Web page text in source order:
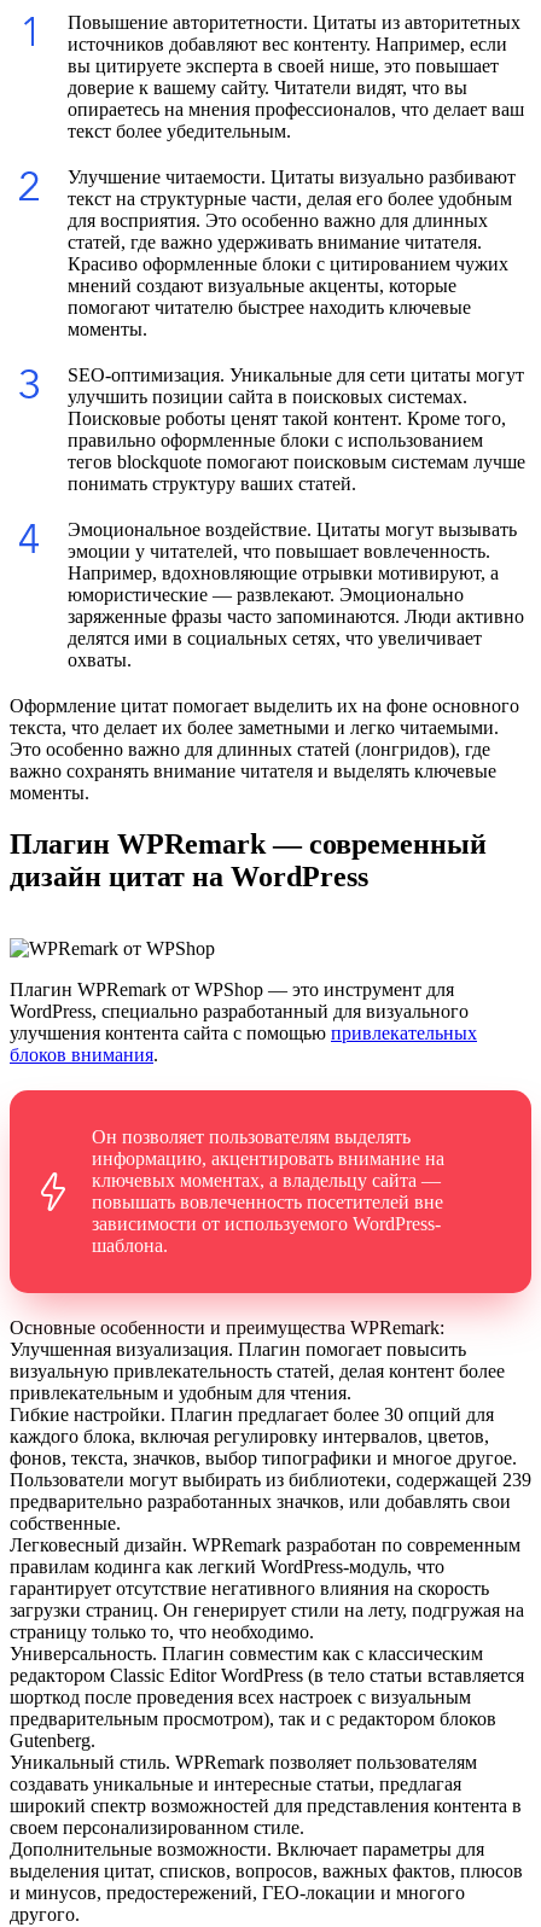
Повышение авторитетности. Цитаты из авторитетных
источников добавляют вес контенту. Например, если
вы цитируете эксперта в своей нише, это повышает
доверие к вашему сайту. Читатели видят, что вы
опираетесь на мнения профессионалов, что делает ваш
текст более убедительным.
Улучшение читаемости. Цитаты визуально разбивают
текст на структурные части, делая его более удобным
для восприятия. Это особенно важно для длинных
статей, где важно удерживать внимание читателя.
Красиво оформленные блоки с цитированием чужих
мнений создают визуальные акценты, которые
помогают читателю быстрее находить ключевые
моменты.
SEO-оптимизация. Уникальные для сети цитаты могут
улучшить позиции сайта в поисковых системах.
Поисковые роботы ценят такой контент. Кроме того,
правильно оформленные блоки с использованием
тегов blockquote помогают поисковым системам лучше
понимать структуру ваших статей.
Эмоциональное воздействие. Цитаты могут вызывать
эмоции у читателей, что повышает вовлеченность.
Например, вдохновляющие отрывки мотивируют, а
юмористические — развлекают. Эмоционально
заряженные фразы часто запоминаются. Люди активно
делятся ими в социальных сетях, что увеличивает
охваты.
Оформление цитат помогает выделить их на фоне основного
текста, что делает их более заметными и легко читаемыми.
Это особенно важно для длинных статей (лонгридов), где
важно сохранять внимание читателя и выделять ключевые
моменты.
Плагин WPRemark — современный
дизайн цитат на WordPress
Плагин WPRemark от WPShop — это инструмент для
WordPress, специально разработанный для визуального
улучшения контента сайта с помощью привлекательных
блоков внимания.
Он позволяет пользователям выделять
информацию, акцентировать внимание на
ключевых моментах, а владельцу сайта —
повышать вовлеченность посетителей вне
зависимости от используемого WordPress-
шаблона.
Основные особенности и преимущества WPRemark:
Улучшенная визуализация. Плагин помогает повысить
визуальную привлекательность статей, делая контент более
привлекательным и удобным для чтения.
Гибкие настройки. Плагин предлагает более 30 опций для
каждого блока, включая регулировку интервалов, цветов,
фонов, текста, значков, выбор типографики и многое другое.
Пользователи могут выбирать из библиотеки, содержащей 239
предварительно разработанных значков, или добавлять свои
собственные.
Легковесный дизайн. WPRemark разработан по современным
правилам кодинга как легкий WordPress-модуль, что
гарантирует отсутствие негативного влияния на скорость
загрузки страниц. Он генерирует стили на лету, подгружая на
страницу только то, что необходимо.
Универсальность. Плагин совместим как с классическим
редактором Classic Editor WordPress (в тело статьи вставляется
шорткод после проведения всех настроек с визуальным
предварительным просмотром), так и с редактором блоков
Gutenberg.
Уникальный стиль. WPRemark позволяет пользователям
создавать уникальные и интересные статьи, предлагая
широкий спектр возможностей для представления контента в
своем персонализированном стиле.
Дополнительные возможности. Включает параметры для
выделения цитат, списков, вопросов, важных фактов, плюсов
и минусов, предостережений, ГЕО-локации и многого
другого.